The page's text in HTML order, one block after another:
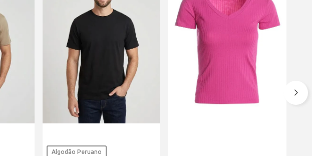
Algodão Peruano